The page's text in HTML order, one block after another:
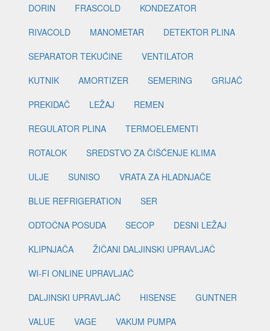
DORIN
FRASCOLD
KONDEZATOR
RIVACOLD
MANOMETAR
DETEKTOR PLINA
SEPARATOR TEKUĆINE
VENTILATOR
KUTNIK
AMORTIZER SEMERING
GRIJAČ
PREKIDAČ
LEŽAJ
REMEN
REGULATOR PLINA
TERMOELEMENTI
ROTALOK
SREDSTVO ZA ČIŠĆENJE KLIMA
ULJE
SUNISO
VRATA ZA HLADNJAČE
BLUE REFRIGERATION
SER
ODTOČNA POSUDA
SECOP
DESNI LEŽAJ
KLIPNJAČA
ŽIČANI DALJINSKI UPRAVLJAČ
WI-FI ONLINE UPRAVLJAČ
DALJINSKI UPRAVLJAČ
HISENSE
GUNTNER
VALUE
VAGE VAKUM PUMPA